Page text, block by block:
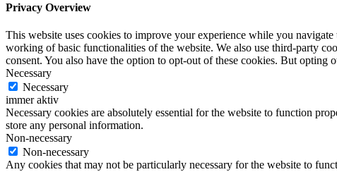
Privacy Overview
This website uses cookies to improve your experience while you
working of basic functionalities of the website. We also use third-party
consent. You also have the option to opt-out of these cookies. But
Necessary
Necessary
immer aktiv
Necessary cookies are absolutely essential for the website to function
store any personal information.
Non-necessary
Non-necessary
Any cookies that may not be particularly necessary for the website to